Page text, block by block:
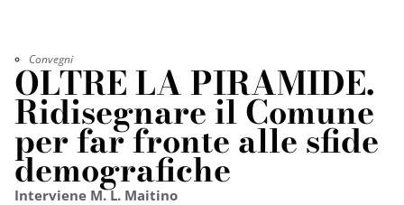
Convegni
OLTRE LA PIRAMIDE.
Ridisegnare il Comune
per far fronte alle sfide
demografiche
Interviene M. L. Maitino